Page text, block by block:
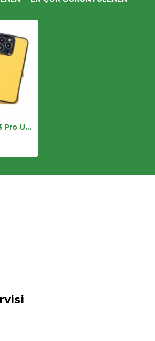
Apple iPhone 13 Pro Uyumlu Deri Cüzdanlı Kılıf FL12 Sarı